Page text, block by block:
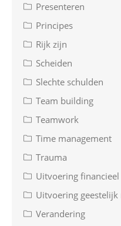
Presenteren
Principes
Rijk zijn
Scheiden
Slechte schulden
Team building
Teamwork
Time management
Trauma
Uitvoering
Uitvoering
Verandering